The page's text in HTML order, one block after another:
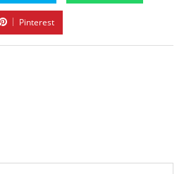
Pinterest